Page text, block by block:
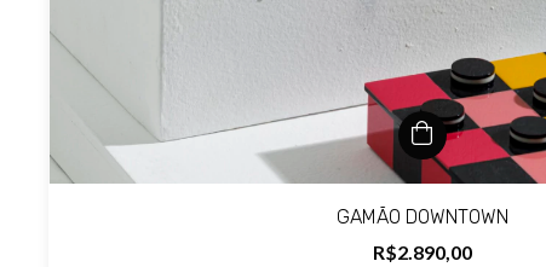
GAMÃO DOWNTOWN
R$2.890,00